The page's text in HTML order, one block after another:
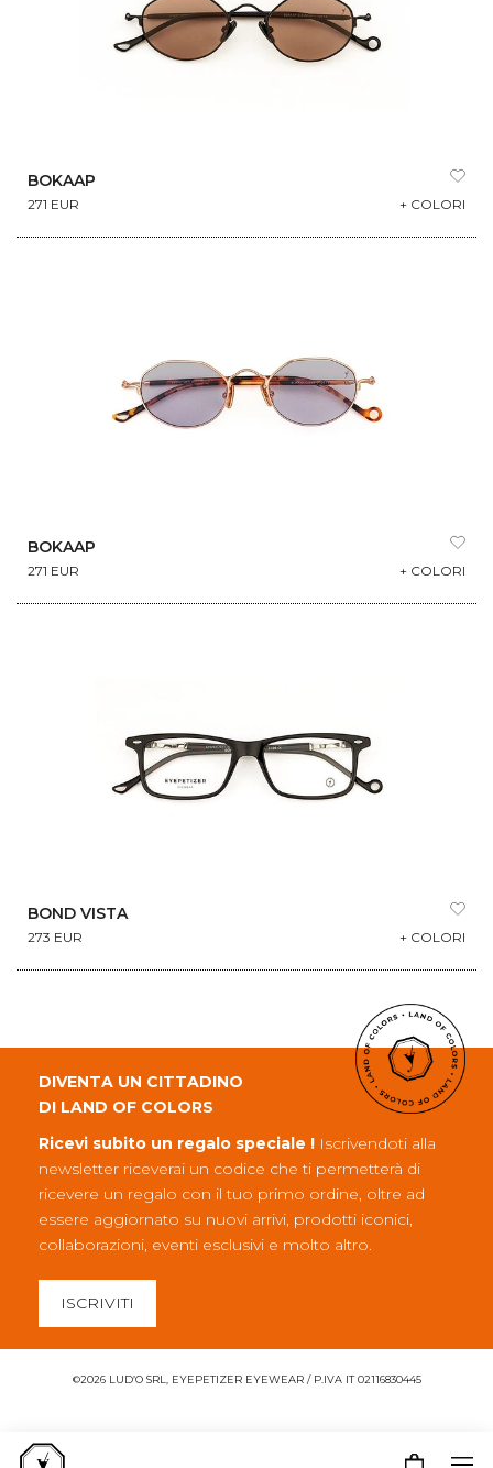
BOKAAP
271 EUR + COLORI
BOKAAP
271 EUR + COLORI
BOND VISTA
273 EUR + COLORI
DIVENTA UN CITTADINO
DI LAND OF COLORS
Ricevi subito un regalo speciale ! Iscrivendoti alla
newsletter riceverai un codice che ti permetterà di
ricevere un regalo con il tuo primo ordine, oltre ad
essere aggiornato su nuovi arrivi, prodotti iconici,
collaborazioni, eventi esclusivi e molto altro.
ISCRIVITI
©2026 LUD’O SRL, EYEPETIZER EYEWEAR / P.IVA IT 02116830445